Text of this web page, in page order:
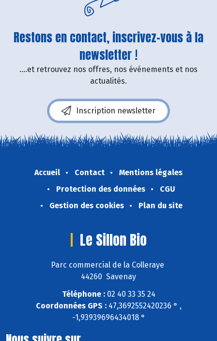
Restons en contact, inscrivez-vous à la
newsletter !
....et retrouvez nos offres, nos événements et nos
actualités.
Inscription newsletter
Accueil Contact
Mentions légales
Protection des données
CGU
Gestion des cookies
Plan du site
Le Sillon Bio
Parc commercial de la Colleraye
44260 Savenay
Téléphone :02 40 33 35 24
Coordonnées GPS :47,3692552420236 ° ,
-1,93939696434018 °